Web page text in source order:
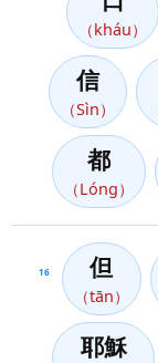
（kháu）
信
（Sìn）
都
（Lóng）
16 但
（tān）
耶穌